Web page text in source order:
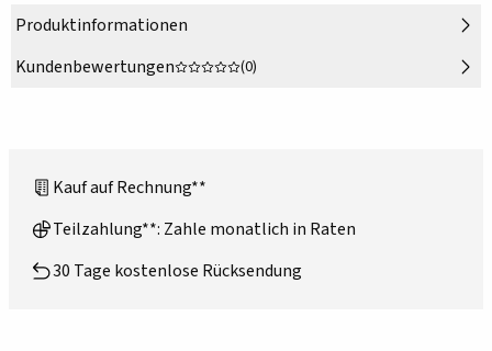
Produktinformationen
Kundenbewertungen
(0)
Kauf auf Rechnung**
Teilzahlung**: Zahle monatlich in Raten
30 Tage kostenlose Rücksendung